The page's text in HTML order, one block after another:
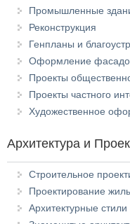
Промышленные
Реконструкция
Генпланы и
Оформление
Проекты
Проекты частного
Художественное
Архитектура и
Строительное
Проектирование
Архитектурные